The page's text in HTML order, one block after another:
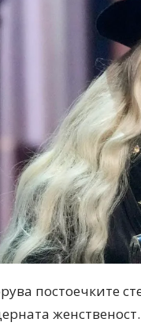
постоечките
женственост.
Модни